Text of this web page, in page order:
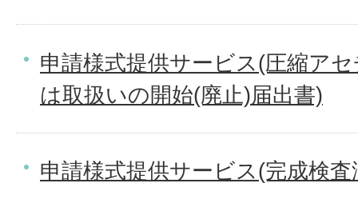
申請様式提供サービス(圧縮ア
は取扱いの開始(廃止)届出書)
申請様式提供サービス(完成検